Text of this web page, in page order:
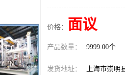
价格： 面议
产品数量： 9999.00个
发货地址： 上海市崇